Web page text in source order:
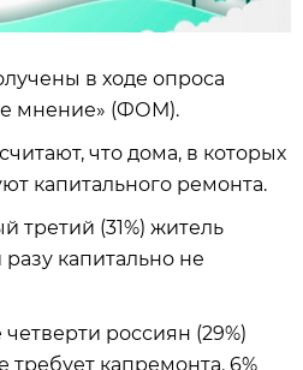
в ходе опроса
мнение» (ФОМ).
что дома, в которых
капитального ремонта.
третий (31%) житель
капитально не
россиян (29%)
требует капремонта. 6%